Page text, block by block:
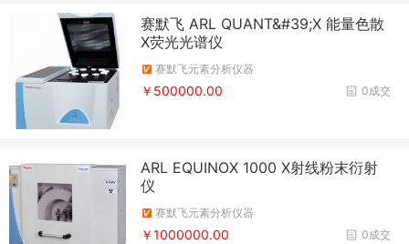
赛默飞 ARL QUANT&#39;X 能量色散
X荧光光谱仪
赛默飞元素分析仪器
0成交
￥500000.00
ARL EQUINOX 1000 X射线粉末衍射
仪
赛默飞元素分析仪器
0成交
￥1000000.00